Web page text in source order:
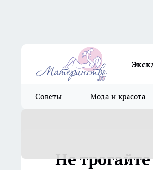
Советы Мода и красота
Не